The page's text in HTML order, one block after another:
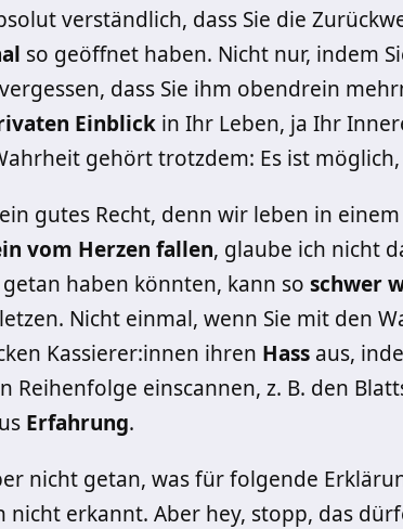
verständlich, dass Sie die
so geöffnet haben. Nicht nur, indem
dass Sie ihm obendrein
Einblick in Ihr Leben, ja Ihr
gehört trotzdem: Es ist möglich,
gutes Recht, denn wir leben in
vom Herzen fallen, glaube ich nicht
getan haben könnten, kann so schwer
Nicht einmal, wenn Sie mit den
Kassierer:innen ihren Hass aus,
Reihenfolge einscannen, z. B. den
Erfahrung.
nicht getan, was für folgende
nicht erkannt. Aber hey, stopp, das